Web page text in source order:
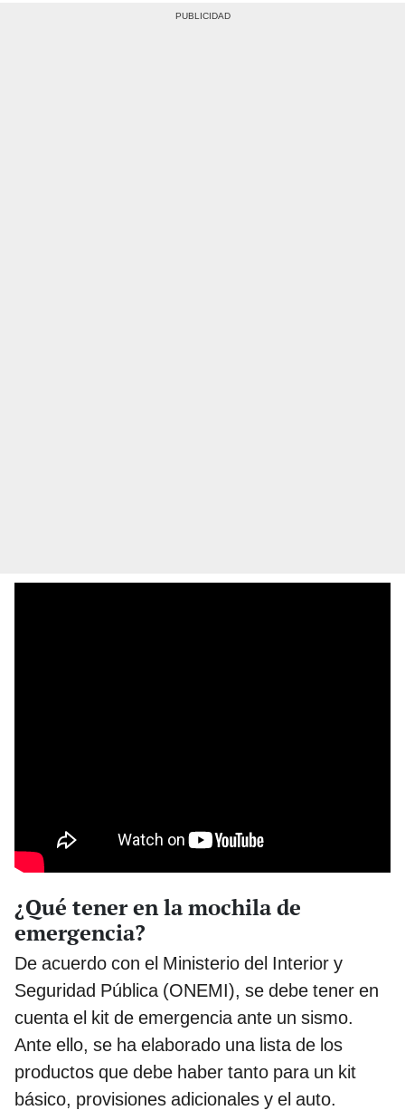
¿Qué tener en la mochila de
emergencia?
De acuerdo con el Ministerio del Interior y
Seguridad Pública (ONEMI), se debe tener en
cuenta el kit de emergencia ante un sismo.
Ante ello, se ha elaborado una lista de los
productos que debe haber tanto para un kit
básico, provisiones adicionales y el auto.